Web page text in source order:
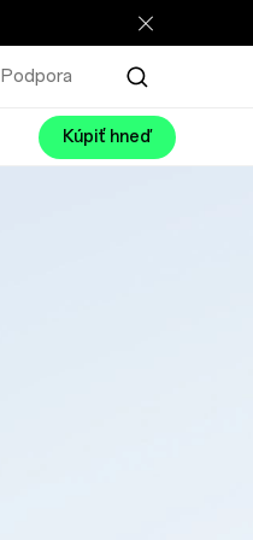
Podpora
Kúpiť hneď